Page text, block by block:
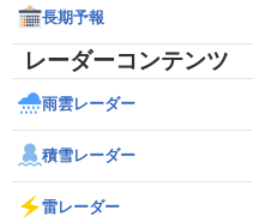
長期予報
レーダーコンテンツ
雨雲レーダー
積雪レーダー
雷レーダー